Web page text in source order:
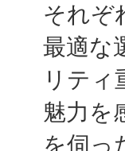
それぞ
最適な
リティ
魅力を
を伺っ